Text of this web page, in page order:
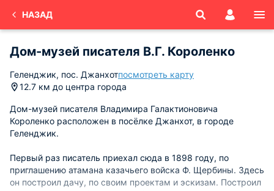
НАЗАД
Дом-музей писателя В.Г. Короленко
Геленджик, пос. Джанхотпосмотреть карту
12.7 км до центра города
Дом-музей писателя Владимира Галактионовича
Короленко расположен в посёлке Джанхот, в городе
Геленджик.
Первый раз писатель приехал сюда в 1898 году, по
приглашению атамана казачьего войска Ф. Щербины. Здесь
он построил дачу, по своим проектам и эскизам. Построил